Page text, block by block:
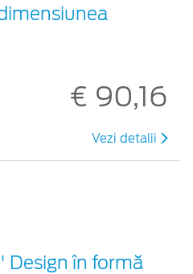
€ 90,16
Vezi detalii
Design în formă